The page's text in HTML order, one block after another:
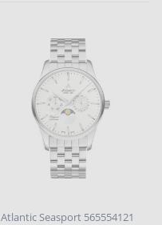
Atlantic Seasport 565554121